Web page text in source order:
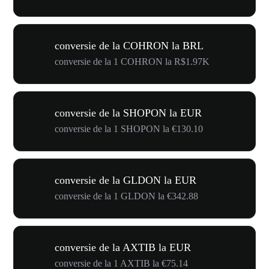
conversie de la COHRON la BRL
conversie de la 1 COHRON la R$1.97K
conversie de la SHOPON la EUR
conversie de la 1 SHOPON la €130.10
conversie de la GLDON la EUR
conversie de la 1 GLDON la €342.88
conversie de la AXTIB la EUR
conversie de la 1 AXTIB la €75.14